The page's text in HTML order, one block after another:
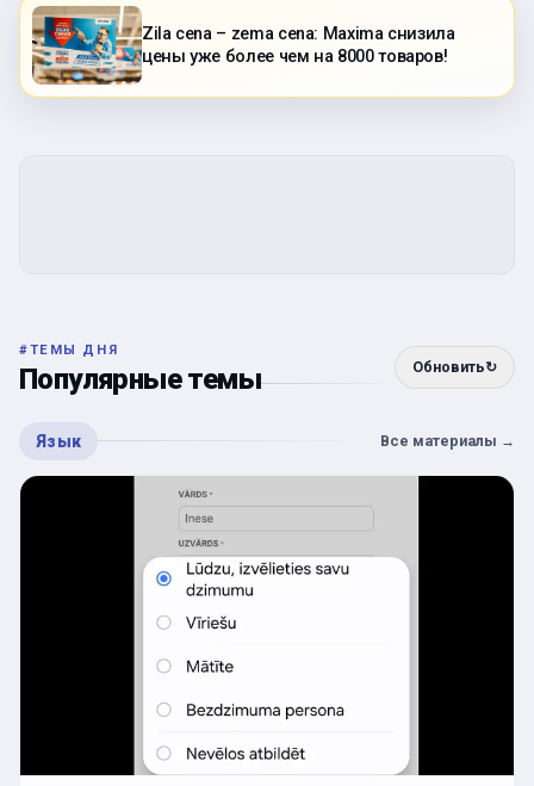
Zila cena – zema cena: Maxima снизила
цены уже более чем на 8000 товаров!
#ТЕМЫ ДНЯ
Популярные темы Обновить↻
Язык Все материалы →